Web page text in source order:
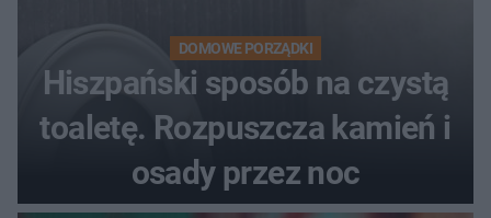
DOMOWE PORZĄDKI
Hiszpański sposób na czystą
toaletę. Rozpuszcza kamień i
osady przez noc